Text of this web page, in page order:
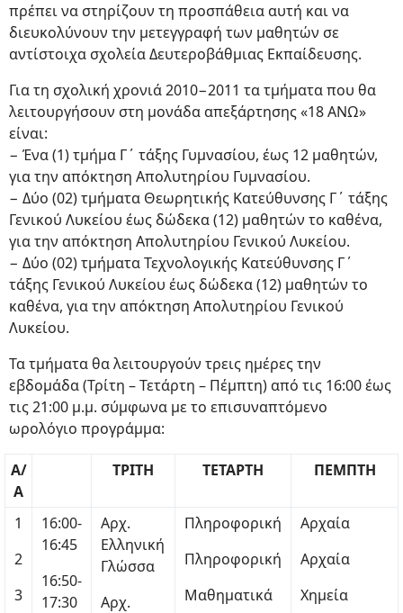
πρέπει να στηρίζουν τη προσπάθεια αυτή και να
διευκολύνουν την μετεγγραφή των μαθητών σε
αντίστοιχα σχολεία Δευτεροβάθμιας Εκπαίδευσης.
Για τη σχολική χρονιά 2010−2011 τα τμήματα που θα
λειτουργήσουν στη μονάδα απεξάρτησης «18 ΑΝΩ»
είναι:
− Ένα (1) τμήμα Γ΄ τάξης Γυμνασίου, έως 12 μαθητών,
για την απόκτηση Απολυτηρίου Γυμνασίου.
− Δύο (02) τμήματα Θεωρητικής Κατεύθυνσης Γ΄ τάξης
Γενικού Λυκείου έως δώδεκα (12) μαθητών το καθένα,
για την απόκτηση Απολυτηρίου Γενικού Λυκείου.
− Δύο (02) τμήματα Τεχνολογικής Κατεύθυνσης Γ΄
τάξης Γενικού Λυκείου έως δώδεκα (12) μαθητών το
καθένα, για την απόκτηση Απολυτηρίου Γενικού
Λυκείου.
Τα τμήματα θα λειτουργούν τρεις ημέρες την
εβδομάδα (Τρίτη – Τετάρτη – Πέμπτη) από τις 16:00 έως
τις 21:00 μ.μ. σύμφωνα με το επισυναπτόμενο
ωρολόγιο προγράμμα:
Α/
Α
ΤΡΙΤΗ ΤΕΤΑΡΤΗ ΠΕΜΠΤΗ
1
2
3
16:00-
16:45
16:50-
17:30
Αρχ.
Ελληνική
Γλώσσα
Αρχ.
Πληροφορική
Πληροφορική
Μαθηματικά
Αρχαία
Αρχαία
Χημεία